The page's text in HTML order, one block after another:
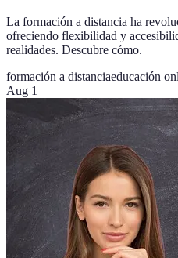
La formación a distancia ha
ofreciendo flexibilidad y
realidades. Descubre cómo.
formación a distanciaeducación
Aug 1